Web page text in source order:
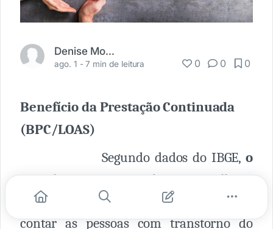
Denise Mostasso
ago. 1 -7 min de leitura 0 0 0
Benefício da Prestação Continuada
(BPC/LOAS)
Segundo dados do IBGE,o
Brasil tem mais de45 milhões
pessoas com alguma deficiência
sem
contar as pessoas com transtorno do